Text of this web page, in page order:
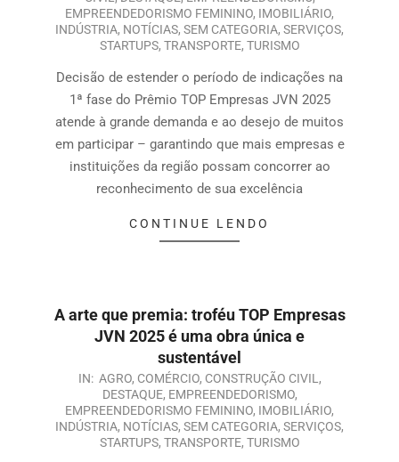
EMPREENDEDORISMO FEMININO, IMOBILIÁRIO,
INDÚSTRIA, NOTÍCIAS, SEM CATEGORIA, SERVIÇOS,
STARTUPS, TRANSPORTE, TURISMO
Decisão de estender o período de indicações na
1ª fase do Prêmio TOP Empresas JVN 2025
atende à grande demanda e ao desejo de muitos
em participar – garantindo que mais empresas e
instituições da região possam concorrer ao
reconhecimento de sua excelência
CONTINUE LENDO
A arte que premia: troféu TOP Empresas
JVN 2025 é uma obra única e
sustentável
IN: AGRO, COMÉRCIO, CONSTRUÇÃO CIVIL ,
DESTAQUE, EMPREENDEDORISMO,
EMPREENDEDORISMO FEMININO, IMOBILIÁRIO,
INDÚSTRIA, NOTÍCIAS, SEM CATEGORIA, SERVIÇOS,
STARTUPS, TRANSPORTE, TURISMO